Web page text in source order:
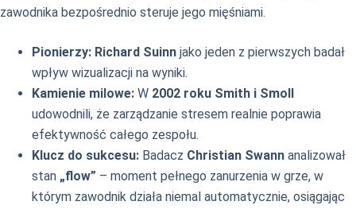
zawodnika bezpośrednio steruje jego mięśniami.
Pionierzy: Richard Suinn jako jeden z pierwszych badał
wpływ wizualizacji na wyniki.
Kamienie milowe: W 2002 roku Smith i Smoll
udowodnili, że zarządzanie stresem realnie poprawia
efektywność całego zespołu.
Klucz do sukcesu: Badacz Christian Swann analizował
stan „flow” – moment pełnego zanurzenia w grze, w
którym zawodnik działa niemal automatycznie, osiągając